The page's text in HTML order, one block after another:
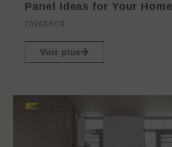
Panel Ideas for Your Home
2026/05/19
Voir plus